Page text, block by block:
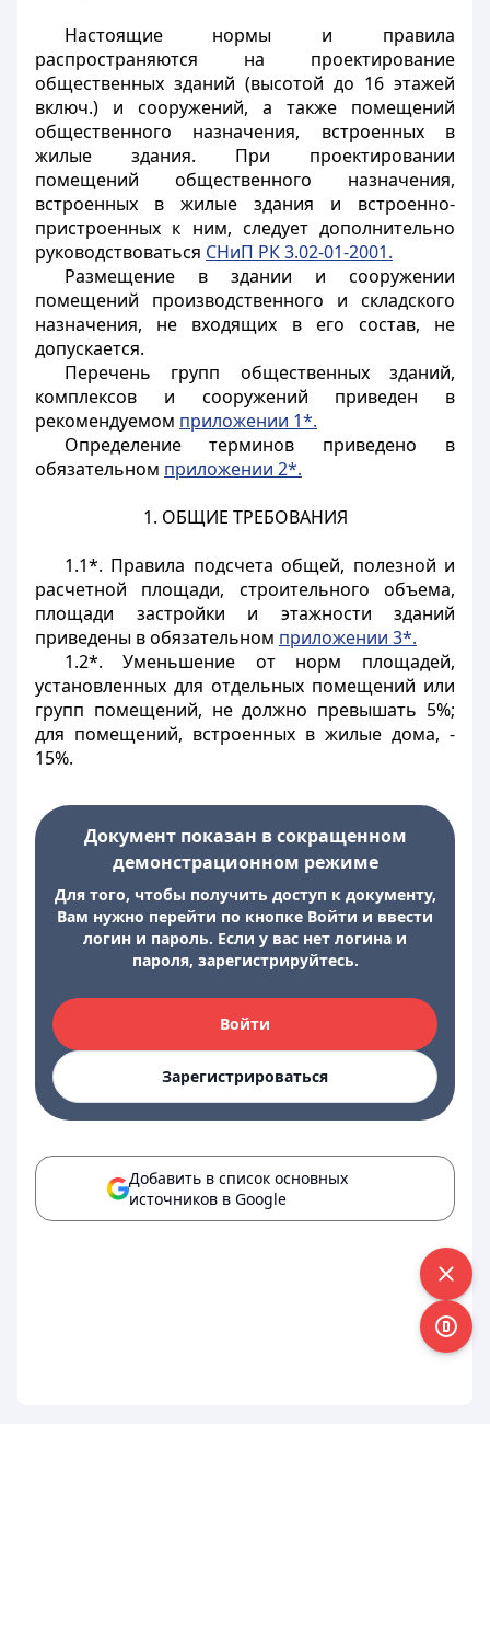
Настоящие нормы и правила
распространяются на проектирование
общественных зданий (высотой до 16 этажей
включ.) и сооружений, а также помещений
общественного назначения, встроенных в
жилые здания. При проектировании
помещений общественного назначения,
встроенных в жилые здания и встроенно-
пристроенных к ним, следует дополнительно
руководствоваться СНиП РК 3.02-01-2001.
Размещение в здании и сооружении
помещений производственного и складского
назначения, не входящих в его состав, не
допускается.
Перечень групп общественных зданий,
комплексов и сооружений приведен в
рекомендуемом приложении 1*.
Определение терминов приведено в
обязательном приложении 2*.
1. ОБЩИЕ ТРЕБОВАНИЯ
1.1*. Правила подсчета общей, полезной и
расчетной площади, строительного объема,
площади застройки и этажности зданий
приведены в обязательном приложении 3*.
1.2*. Уменьшение от норм площадей,
установленных для отдельных помещений или
групп помещений, не должно превышать 5%;
для помещений, встроенных в жилые дома, -
15%.
Документ показан в сокращенном
демонстрационном режиме
Для того, чтобы получить доступ к документу,
Вам нужно перейти по кнопке Войти и ввести
логин и пароль. Если у вас нет логина и
пароля, зарегистрируйтесь.
Войти
Зарегистрироваться
Добавить в список основных
источников в Google